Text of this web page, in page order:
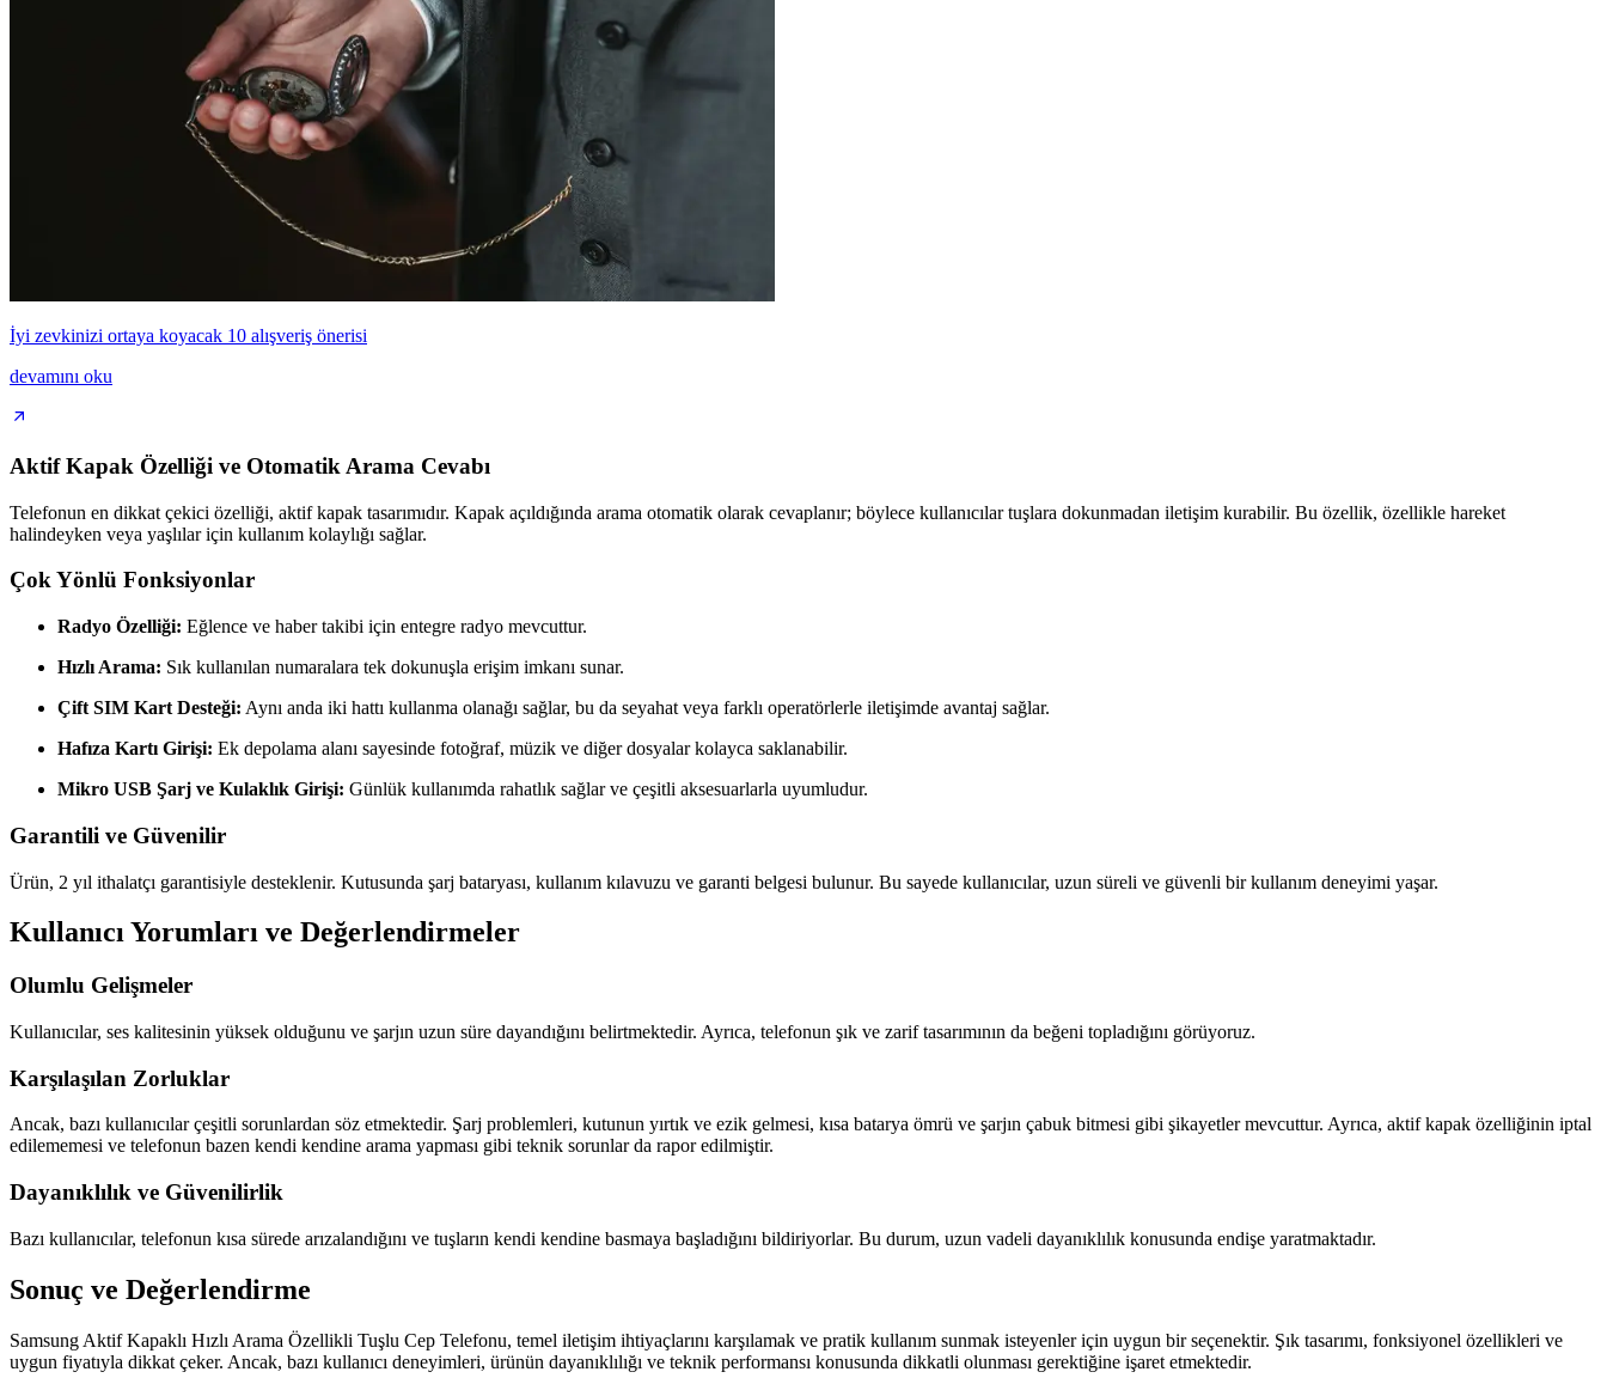
İyi zevkinizi ortaya koyacak 10 alışveriş önerisi
devamını oku
Aktif Kapak Özelliği ve Otomatik Arama Cevabı
Telefonun en dikkat çekici özelliği, aktif kapak tasarımıdır. Kapak açıldığında arama otomatik olarak cevaplanır; böylece kullanıcılar tuşlara dokunmadan iletişim kurabilir. Bu özellik, özellikle hareket
halindeyken veya yaşlılar için kullanım kolaylığı sağlar.
Çok Yönlü Fonksiyonlar
Radyo Özelliği: Eğlence ve haber takibi için entegre radyo mevcuttur.
Hızlı Arama: Sık kullanılan numaralara tek dokunuşla erişim imkanı sunar.
Çift SIM Kart Desteği: Aynı anda iki hattı kullanma olanağı sağlar, bu da seyahat veya farklı operatörlerle iletişimde avantaj sağlar.
Hafıza Kartı Girişi: Ek depolama alanı sayesinde fotoğraf, müzik ve diğer dosyalar kolayca saklanabilir.
Mikro USB Şarj ve Kulaklık Girişi: Günlük kullanımda rahatlık sağlar ve çeşitli aksesuarlarla uyumludur.
Garantili ve Güvenilir
Ürün, 2 yıl ithalatçı garantisiyle desteklenir. Kutusunda şarj bataryası, kullanım kılavuzu ve garanti belgesi bulunur. Bu sayede kullanıcılar, uzun süreli ve güvenli bir kullanım deneyimi yaşar.
Kullanıcı Yorumları ve Değerlendirmeler
Olumlu Gelişmeler
Kullanıcılar, ses kalitesinin yüksek olduğunu ve şarjın uzun süre dayandığını belirtmektedir. Ayrıca, telefonun şık ve zarif tasarımının da beğeni topladığını görüyoruz.
Karşılaşılan Zorluklar
Ancak, bazı kullanıcılar çeşitli sorunlardan söz etmektedir. Şarj problemleri, kutunun yırtık ve ezik gelmesi, kısa batarya ömrü ve şarjın çabuk bitmesi gibi şikayetler mevcuttur. Ayrıca, aktif kapak özelliğinin iptal
edilememesi ve telefonun bazen kendi kendine arama yapması gibi teknik sorunlar da rapor edilmiştir.
Dayanıklılık ve Güvenilirlik
Bazı kullanıcılar, telefonun kısa sürede arızalandığını ve tuşların kendi kendine basmaya başladığını bildiriyorlar. Bu durum, uzun vadeli dayanıklılık konusunda endişe yaratmaktadır.
Sonuç ve Değerlendirme
Samsung Aktif Kapaklı Hızlı Arama Özellikli Tuşlu Cep Telefonu, temel iletişim ihtiyaçlarını karşılamak ve pratik kullanım sunmak isteyenler için uygun bir seçenektir. Şık tasarımı, fonksiyonel özellikleri ve
uygun fiyatıyla dikkat çeker. Ancak, bazı kullanıcı deneyimleri, ürünün dayanıklılığı ve teknik performansı konusunda dikkatli olunması gerektiğine işaret etmektedir.